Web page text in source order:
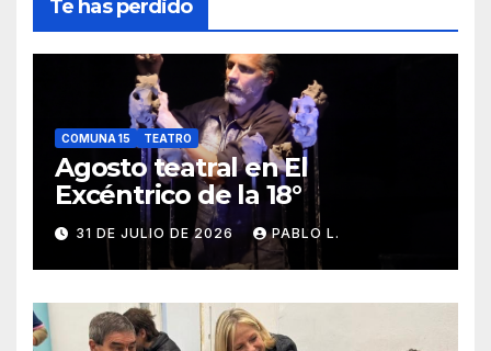
Te has perdido
COMUNA 15 TEATRO
Agosto teatral en El
Excéntrico de la 18°
31 DE JULIO DE 2026 PABLO L.